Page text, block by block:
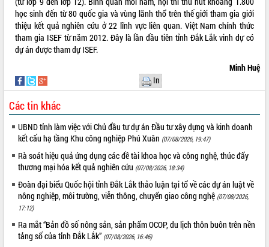
VIDEO
Khám bệnh, cấp phát thuốc miễn phí
Hội nghị UBND tỉnh Đắk Lắk thường kỳ
tháng 7/2026
Lễ truy tặng danh hiệu “Bà Mẹ Việt
Nam Anh hùng” và trao Huân chương
Lao động
UBND tỉnh Đắk Lắk triển khai nhiệm
vụ 6 tháng cuối năm 2026
ALBUM ẢNH
học sinh đến từ 80 quốc gia và vùng lãnh thổ trên thế giới tham gia giới
thiệu kết quả nghiên cứu ở 22 lĩnh vực liên quan. Việt Nam chính thức
tham gia ISEF từ năm 2012. Đây là lần đầu tiên tỉnh Đắk Lắk vinh dự có
dự án được tham dự ISEF.
Minh Huệ
In
Các tin khác
UBND tỉnh làm việc với Chủ đầu tư dự án Đầu tư xây dựng và kinh doanh
kết cấu hạ tầng Khu công nghiệp Phú Xuân (07/08/2026, 19:47)
Rà soát hiệu quả ứng dụng các đề tài khoa học và công nghệ, thúc đẩy
thương mại hóa kết quả nghiên cứu (07/08/2026, 18:34)
Đoàn đại biểu Quốc hội tỉnh Đắk Lắk thảo luận tại tổ về các dự án luật về
nông nghiệp, môi trường, viễn thông, chuyển giao công nghệ (07/08/2026,
17:12)
Ra mắt “Bản đồ số nông sản, sản phẩm OCOP, du lịch thôn buôn trên nền
tảng số của tỉnh Đắk Lắk” (07/08/2026, 16:46)